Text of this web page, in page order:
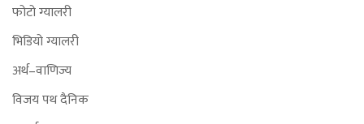
फोटो ग्यालरी
भिडियो ग्यालरी
अर्थ–वाणिज्य
विजय पथ दैनिक